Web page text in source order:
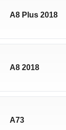
A8 Plus 2018
A8 2018
A73